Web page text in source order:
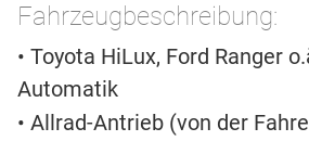
Fahrzeugbeschreibung:
• Toyota HiLux, Ford Ranger
Automatik
• Allrad-Antrieb (von der